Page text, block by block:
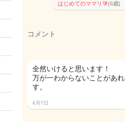
はじめてのママリ🔰(6歳)
コメント
全然いけると思います！
万が一わからないことがあ
す。
4月7日